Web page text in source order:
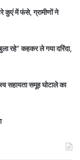
कुएं में फंसे, ग्रामीणों ने
रहे” कहकर ले गया दरिंदा,
सहायता समूह घोटाले का